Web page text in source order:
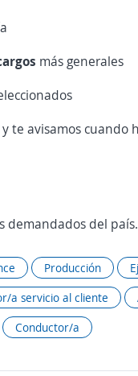
más generales
y te avisamos cuando
demandados del país.
Producción
a servicio al cliente
Conductor/a